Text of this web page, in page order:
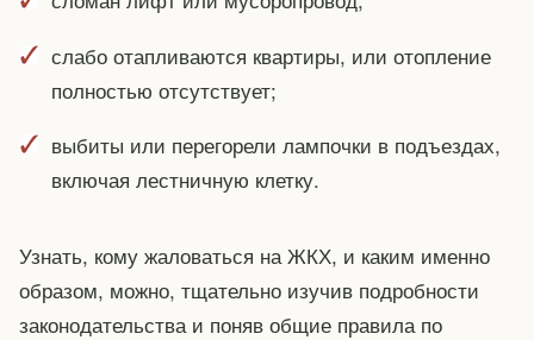
слабо отапливаются квартиры, или отопление
полностью отсутствует;
выбиты или перегорели лампочки в подъездах,
включая лестничную клетку.
Узнать, кому жаловаться на ЖКХ, и каким именно
образом, можно, тщательно изучив подробности
законодательства и поняв общие правила по